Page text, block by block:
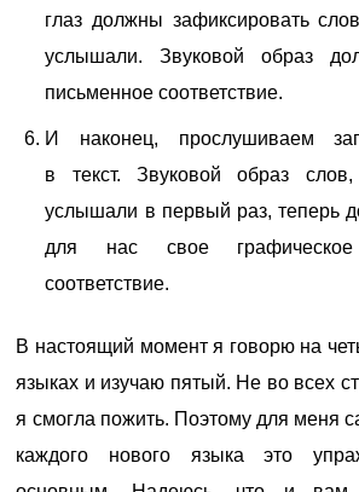
глаз должны зафиксировать
услышали. Звуковой образ
письменное соответствие.
И наконец, прослушиваем
в текст. Звуковой образ
услышали в первый раз, теперь
для нас свое
соответствие.
В настоящий момент я говорю на
языках и изучаю пятый. Не во всех
я смогла пожить. Поэтому для меня
каждого нового языка это